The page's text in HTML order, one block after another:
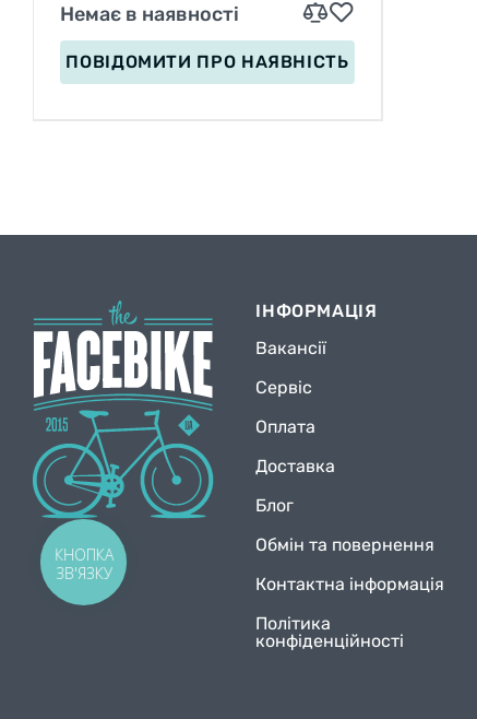
Немає в наявності
ПОВІДОМИТИ ПРО НАЯВНІСТЬ
ІНФОРМАЦІЯ
Вакансії
Сервіс
Оплата
Доставка
Блог
Обмін та повернення
Контактна інформація
Політика
конфіденційності
КНОПКА
ЗВ'ЯЗКУ